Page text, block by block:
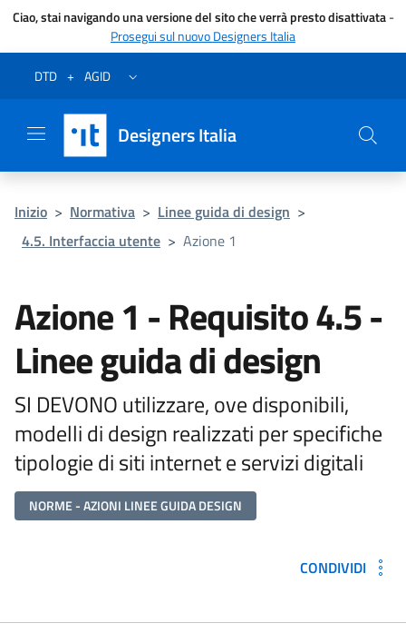
Ciao, stai navigando una versione del sito che verrà presto disattivata-
Prosegui sul nuovo Designers Italia
Vai al menu
Vai al contenuto
Questa pagina è stata utile?
Vai al piede
Dichiarazione di accessibilità (link esterno su sito AgID)
DTD + AGID Apri/chiudi menu secondario
Designers Italia
Inizio > Normativa > Linee guida di design >
4.5. Interfaccia utente > Azione 1
Azione 1 - Requisito 4.5 -
Linee guida di design
SI DEVONO utilizzare, ove disponibili,
modelli di design realizzati per specifiche
tipologie di siti internet e servizi digitali
NORME - AZIONI LINEE GUIDA DESIGN
CONDIVIDI